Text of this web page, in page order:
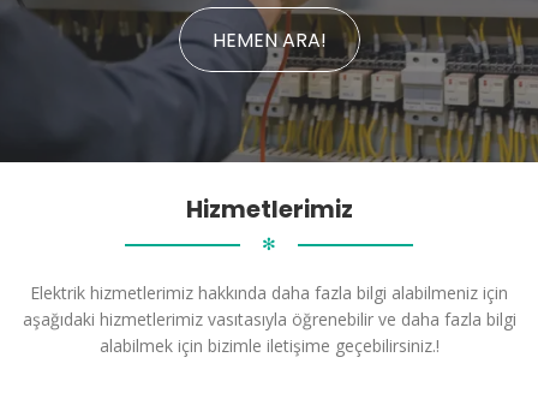
HEMEN ARA!
Hizmetlerimiz
✻
Elektrik hizmetlerimiz hakkında daha fazla bilgi alabilmeniz için
aşağıdaki hizmetlerimiz vasıtasıyla öğrenebilir ve daha fazla bilgi
alabilmek için bizimle iletişime geçebilirsiniz.!